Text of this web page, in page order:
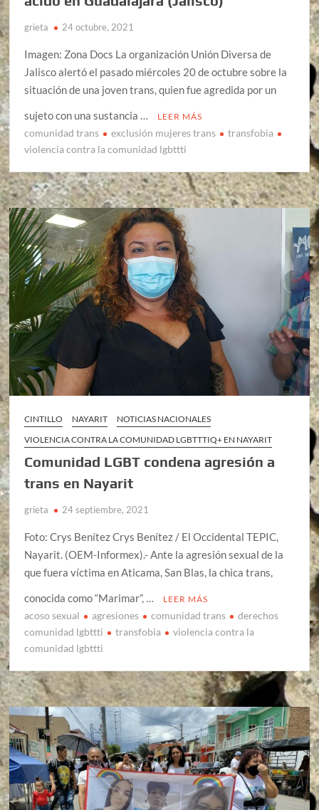
grieta 24 octubre, 2021
Imagen: Zona Docs La organización Unión Diversa de
Jalisco alertó el pasado miércoles 20 de octubre sobre la
situación de una joven trans, quien fue agredida por un
sujeto con una sustancia …
LEER MÁS
comunidad trans exclusión mujeres trans
transfobia
violencia contra la comunidad lgbttti
CINTILLO NAYARIT
NOTICIAS NACIONALES
VIOLENCIA CONTRA LA COMUNIDAD LGBTTTIQ+ EN NAYARIT
Comunidad LGBT condena agresión a
trans en Nayarit
grieta 24 septiembre, 2021
Foto: Crys Benítez Crys Benítez / El Occidental TEPIC,
Nayarit. (OEM-Informex).- Ante la agresión sexual de la
que fuera víctima en Aticama, San Blas, la chica trans,
conocida como “Marimar”, …
LEER MÁS
acoso sexual agresiones comunidad trans
derechos
comunidad lgbttti
transfobia
violencia contra la
comunidad lgbttti